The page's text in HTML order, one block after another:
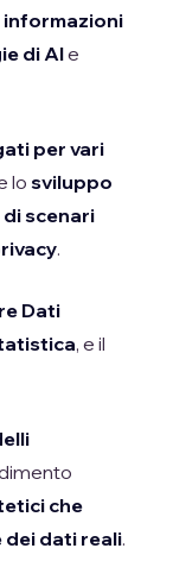
informazioni
di AIe
per vari
lo sviluppo
scenari
.
Dati
, e il
che
dati reali.